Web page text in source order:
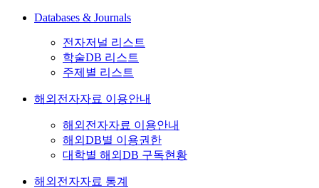
Databases & Journals
전자저널 리스트
학술DB 리스트
주제별 리스트
해외전자자료 이용안내
해외전자자료 이용안내
해외DB별 이용권한
대학별 해외DB 구독현황
해외전자자료 통계